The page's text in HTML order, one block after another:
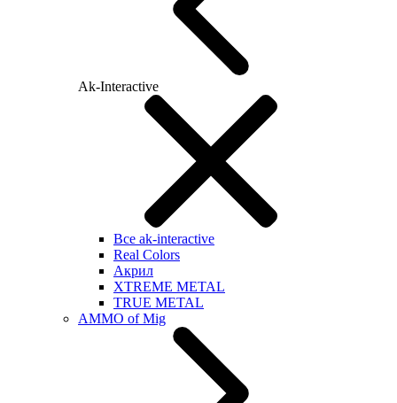
Ak-Interactive
Все ak-interactive
Real Colors
Акрил
XTREME METAL
TRUE METAL
AMMO of Mig